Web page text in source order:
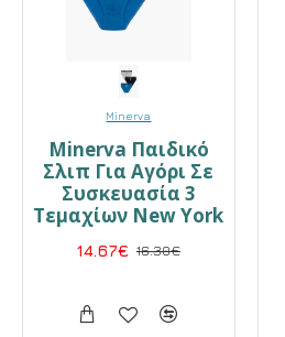
Minerva
Minerva Παιδικό
Σλιπ Για Αγόρι Σε
Συσκευασία 3
Τεμαχίων New York
14.67€ 16.30€